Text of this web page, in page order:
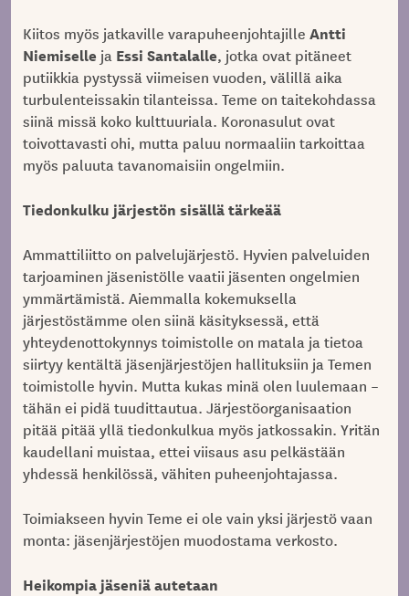
Kiitos myös jatkaville varapuheenjohtajille Antti
Niemiselle ja Essi Santalalle, jotka ovat pitäneet
putiikkia pystyssä viimeisen vuoden, välillä aika
turbulenteissakin tilanteissa. Teme on taitekohdassa
siinä missä koko kulttuuriala. Koronasulut ovat
toivottavasti ohi, mutta paluu normaaliin tarkoittaa
myös paluuta tavanomaisiin ongelmiin.
Tiedonkulku järjestön sisällä tärkeää
Ammattiliitto on palvelujärjestö. Hyvien palveluiden
tarjoaminen jäsenistölle vaatii jäsenten ongelmien
ymmärtämistä. Aiemmalla kokemuksella
järjestöstämme olen siinä käsityksessä, että
yhteydenottokynnys toimistolle on matala ja tietoa
siirtyy kentältä jäsenjärjestöjen hallituksiin ja Temen
toimistolle hyvin. Mutta kukas minä olen luulemaan –
tähän ei pidä tuudittautua. Järjestöorganisaation
pitää pitää yllä tiedonkulkua myös jatkossakin. Yritän
kaudellani muistaa, ettei viisaus asu pelkästään
yhdessä henkilössä, vähiten puheenjohtajassa.
Toimiakseen hyvin Teme ei ole vain yksi järjestö vaan
monta: jäsenjärjestöjen muodostama verkosto.
Heikompia jäseniä autetaan